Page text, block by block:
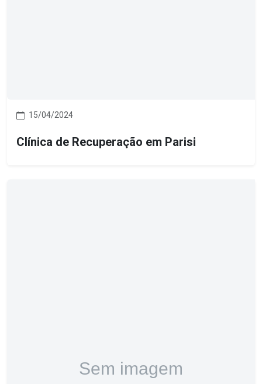
15/04/2024
Clínica de Recuperação em Parisi